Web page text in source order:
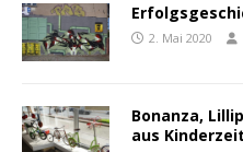
2. Mai 2020
Bonanza,
aus